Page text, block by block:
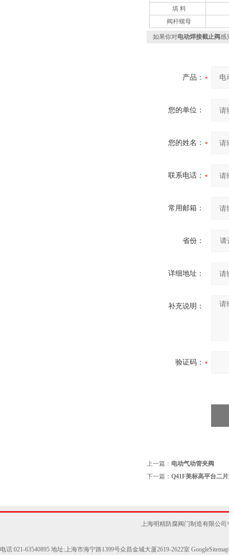
填 料
阀杆螺母
如果你对电动焊接截止阀感
产品：
您的单位：
您的姓名：
联系电话：
常用邮箱：
省份：
详细地址：
补充说明：
验证码：
上一篇： 电动气动管夹阀
下一篇： Q41F美标高平台二
上海明精防腐阀门制造有限公
电话:021-63540895 地址:上海市海宁路1399号众昌金城大厦2619-2622室 GoogleSitemap